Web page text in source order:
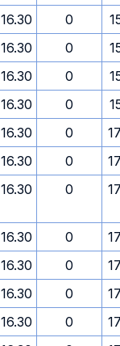
16.30 0
16.30 0
16.30 0
16.30 0
16.30 0
16.30 0
16.30 0
16.30 0
16.30 0
16.30 0
16.30 0